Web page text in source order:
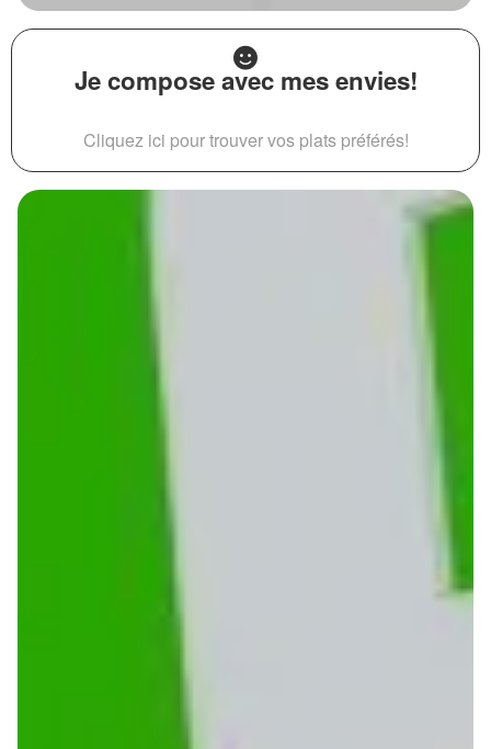
Je compose avec mes envies!
Cliquez ici pour trouver vos plats préférés!